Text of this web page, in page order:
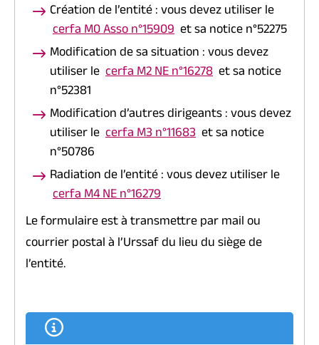
Création de l’entité : vous devez utiliser le
cerfa M0 Asso n°15909 et sa notice n°52275
Modification de sa situation : vous devez
utiliser le cerfa M2 NE n°16278 et sa notice
n°52381
Modification d’autres dirigeants : vous devez
utiliser le cerfa M3 n°11683 et sa notice
n°50786
Radiation de l’entité : vous devez utiliser le
cerfa M4 NE n°16279
Le formulaire est à transmettre par mail ou
courrier postal à l’Urssaf du lieu du siège de
l’entité.